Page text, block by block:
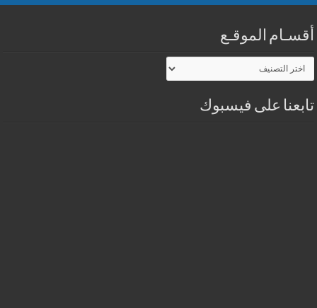
أقسـام الموقـع
أقسـام
الموقـع
تابعنا على فيسبوك